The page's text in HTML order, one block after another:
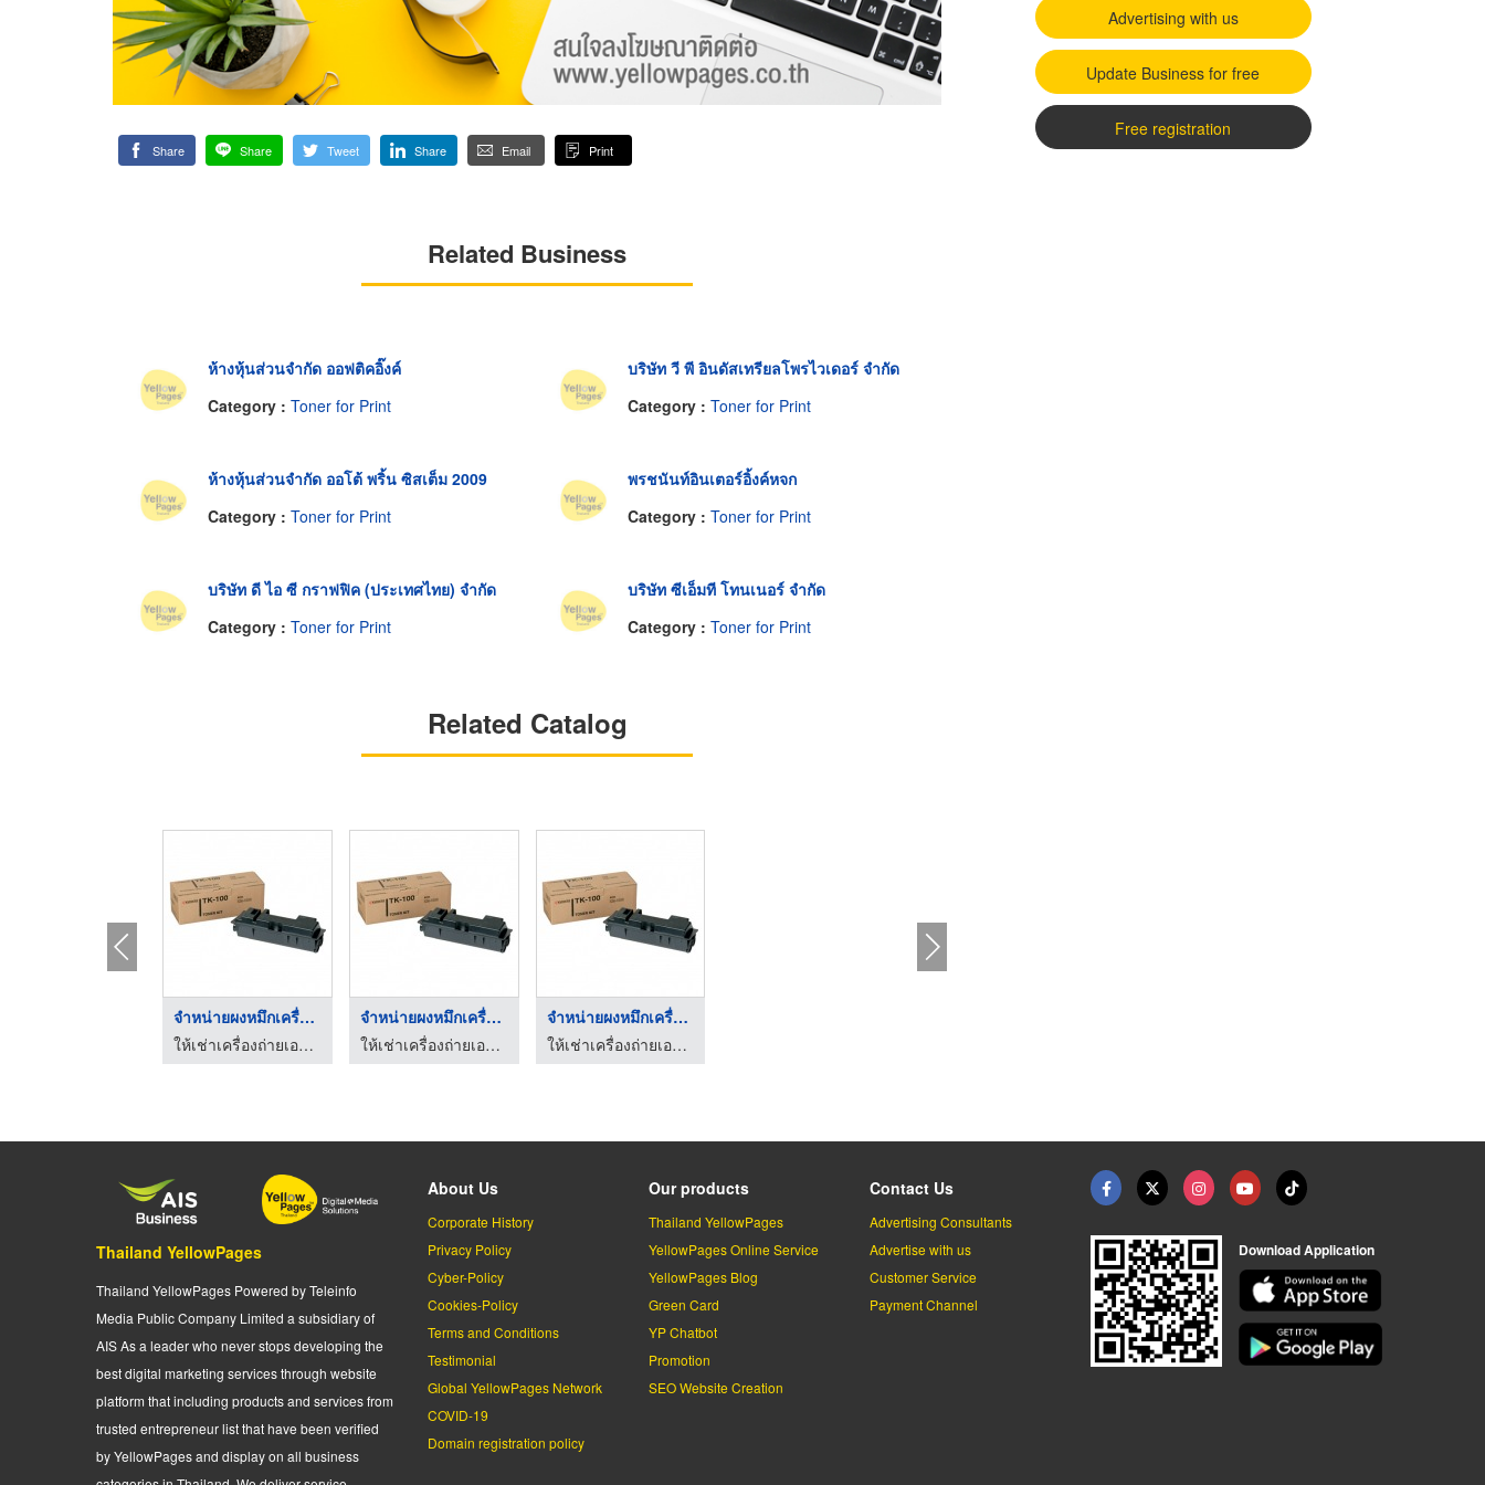
Share Share Tweet Share Email Print
Related Business
ห้างหุ้นส่วนจำกัด ออฟติคอิ๊งค์
Category : Toner for Print
บริษัท วี พี อินดัสเทรียลโพรไวเดอร์ จำกัด
Category : Toner for Print
ห้างหุ้นส่วนจำกัด ออโต้ พริ้น ซิสเต็ม 2009
Category : Toner for Print
พรชนันท์อินเตอร์อิ้งค์หจก
Category : Toner for Print
บริษัท ดี ไอ ซี กราฟฟิค (ประเทศไทย) จำกัด
Category : Toner for Print
บริษัท ซีเอ็มที โทนเนอร์ จำกัด
Category : Toner for Print
Related Catalog
จำหน่ายผงหมึกเครื่อง ...
ให้เช่าเครื่องถ่ายเอกสาร อยุธยาก๊อปปี้ เซลส์แอนด์เซอร์วิส
จำหน่ายผงหมึกเครื่อง ...
ให้เช่าเครื่องถ่ายเอกสาร อยุธยาก๊อปปี้ เซลส์แอนด์เซอร์วิส
จำหน่ายผงหมึกเครื่อง ...
ให้เช่าเครื่องถ่ายเอกสาร อยุธยาก๊อปปี้ เซลส์แอนด์เซอร์วิส
Advertising with us
Update Business for free
Free registration
Thailand YellowPages
Thailand YellowPages Powered by Teleinfo
Media Public Company Limited a subsidiary of
AIS As a leader who never stops developing the
best digital marketing services through website
platform that including products and services from
trusted entrepreneur list that have been verified
by YellowPages and display on all business
About Us
Corporate History
Privacy Policy
Cyber-Policy
Cookies-Policy
Terms and Conditions
Testimonial
Global YellowPages Network
COVID-19
Domain registration policy
Our products
Thailand YellowPages
YellowPages Online Service
YellowPages Blog
Green Card
YP Chatbot
Promotion
SEO Website Creation
Contact Us
Advertising Consultants
Advertise with us
Customer Service
Payment Channel
Download Application